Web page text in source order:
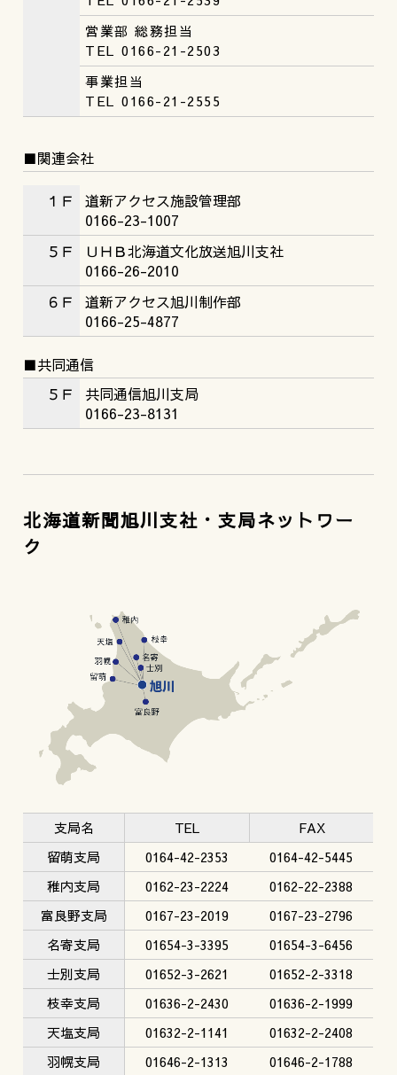
営業部 総務担当
TEL 0166-21-2503
事業担当
TEL 0166-21-2555
■関連会社
１Ｆ
道新アクセス施設管理部
0166-23-1007
５Ｆ
ＵＨＢ北海道文化放送旭川支社
0166-26-2010
６Ｆ
道新アクセス旭川制作部
0166-25-4877
■共同通信
５Ｆ
共同通信旭川支局
0166-23-8131
北海道新聞旭川支社・支局ネットワー
ク
支局名 TEL
FAX
留萌支局
0164-42-2353
0164-42-5445
稚内支局
0162-23-2224
0162-22-2388
富良野支局
0167-23-2019
0167-23-2796
名寄支局
01654-3-3395
01654-3-6456
士別支局
01652-3-2621
01652-2-3318
枝幸支局
01636-2-2430
01636-2-1999
天塩支局
01632-2-1141
01632-2-2408
羽幌支局
01646-2-1313 01646-2-1788